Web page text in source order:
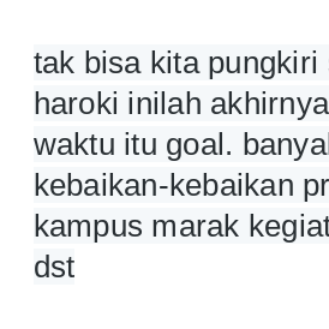
tak bisa kita pungkiri
haroki inilah
waktu itu goal.
kebaikan-kebaikan
kampus marak
dst